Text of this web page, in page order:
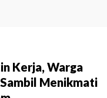
Kerja, Warga
Menikmati